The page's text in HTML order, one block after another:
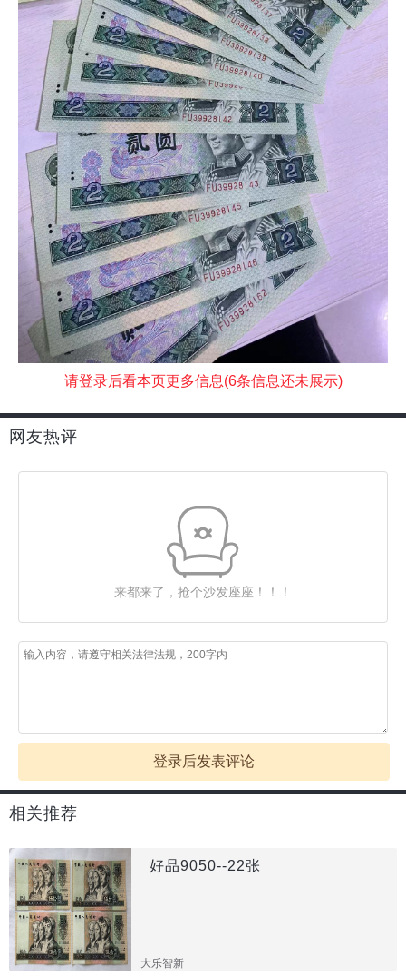
请登录后看本页更多信息(6条信息还未展示)
网友热评
来都来了，抢个沙发座座！！！
登录后发表评论
相关推荐
好品9050--22张
大乐智新